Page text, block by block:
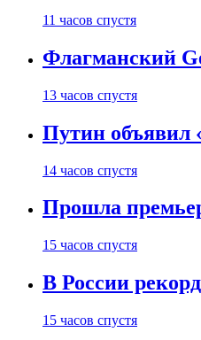
11 часов спустя
Флагманский
13 часов спустя
Путин объявил
14 часов спустя
Прошла
15 часов спустя
В России
15 часов спустя